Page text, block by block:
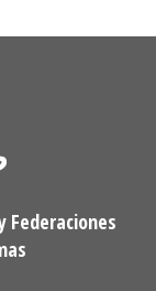
Federaciones